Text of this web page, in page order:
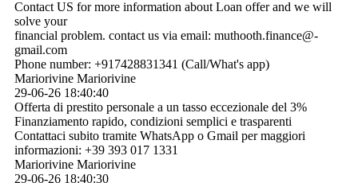
Contact US for more information about Loan offer and we will
solve your
financial problem. contact us via email: muthooth.­finance@­
gmail.­com
Phone number: +917428831341 (Call/What's app)
Mariorivine Mariorivine
29-06-26 18:40:40
Offerta di prestito personale a un tasso eccezionale del 3%
Finanziamento rapido, condizioni semplici e trasparenti
Contattaci subito tramite WhatsApp o Gmail per maggiori
informazioni: +39 393 017 1331
Mariorivine Mariorivine
29-06-26 18:40:30